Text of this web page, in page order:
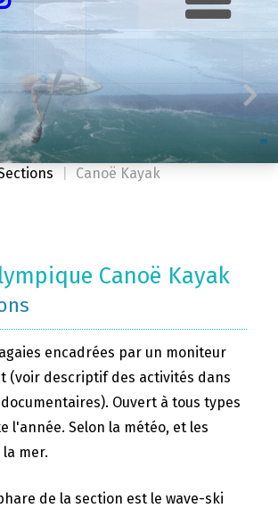
Canoë Kayak
Canoë Kayak
encadrées par un moniteur
(voir descriptif des activités dans
Ouvert à tous types
l'année. Selon la météo, et les
mer.
de la section est le wave-ski